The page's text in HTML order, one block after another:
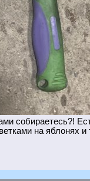
собираетесь?!
на